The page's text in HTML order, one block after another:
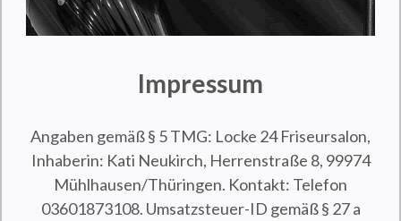
Impressum
Angaben gemäß § 5 TMG: Locke 24 Friseursalon,
Inhaberin: Kati Neukirch, Herrenstraße 8, 99974
Mühlhausen/Thüringen. Kontakt: Telefon
03601873108. Umsatzsteuer-ID gemäß § 27 a